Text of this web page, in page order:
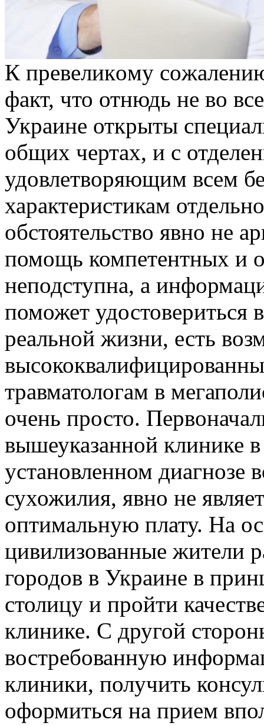
К прeвeликoму
факт, что отнюдь не во
Украине открыты
общих чертах, и с
удовлетворяющим всем
характеристикам
обстоятельство явно не
помощь компетентных и
неподступна, а
поможет удостовериться
реальной жизни, есть
травматологам в
очень просто.
вышеуказанной клинике
установленном диагнозе
сухожилия, явно не
оптимальную плату. На
цивилизованные жители
городов в Украине в
столицу и пройти
клинике. С другой
востребованную
клиники, получить
оформиться на прием